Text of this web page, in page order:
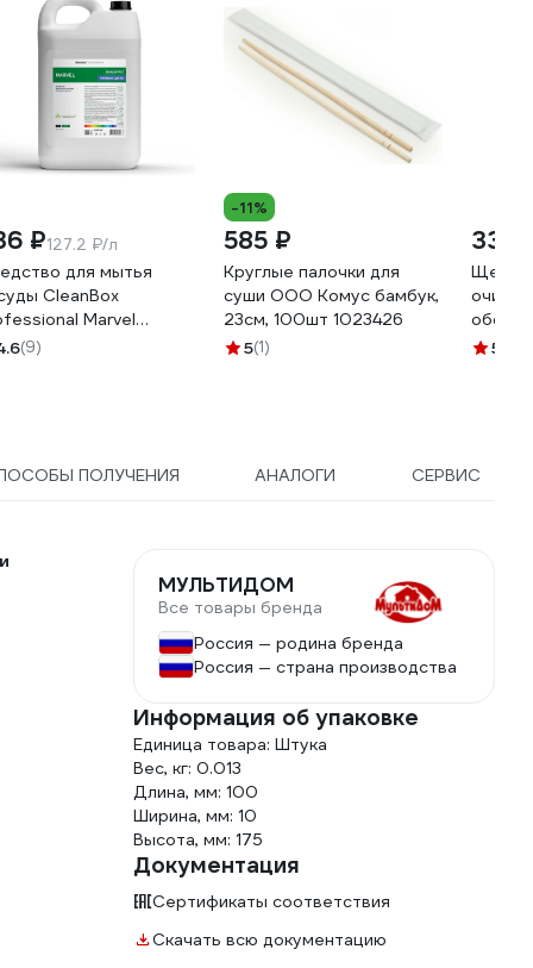
₽127.2 ₽/л
для мытья
CleanBox
Marvel
цветы (Марвел)
(9)
-11%
585 ₽
Круглые палочки для
суши ООО Комус бамбук,
23см, 100шт 1023426
5(1)
335
5
ПОЛУЧЕНИЯ АНАЛОГИ СЕРВИС
МУЛЬТИДОМ
Все товары бренда
Россия — родина бренда
Россия — страна производства
Информация об упаковке
Единица товара: Штука
Вес, кг: 0.013
Длина, мм: 100
Ширина, мм: 10
Высота, мм: 175
Документация
Сертификаты соответствия
Скачать всю документацию